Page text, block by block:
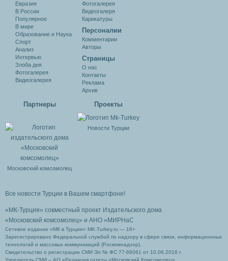
Евразия
В России
Популярное
В мире
Образование и Наука
Спорт
Анализ
Интервью
Злоба дня
Фотогалерея
Видеогалерея
Фотогалерея
Видеогалеря
Карикатуры
Персоналии
Комментарии
Авторы
Cтраницы
О нас
Контакты
Реклама
Архив
Партнеры
Московский комсомолец
Проекты
Новости Турции
Все новости Турции в Вашем смартфоне!
«МК-Турция» совместный проект Издательского дома
«Московский комсомолец» и АНО «МИРНаС
Сетевое издание «МК в Турции» MK-Turkey.ru — 16+
Зарегистрировано Федеральной службой по надзору в сфере связи, информационных
технологий и массовых коммуникаций (Роскомнадзор).
Свидетельство о регистрации СМИ Эл № ФС 77-66061 от 10.06.2016 г.
Учредитель СМИ – АО «Редакция газеты «Московский Комсомолец»